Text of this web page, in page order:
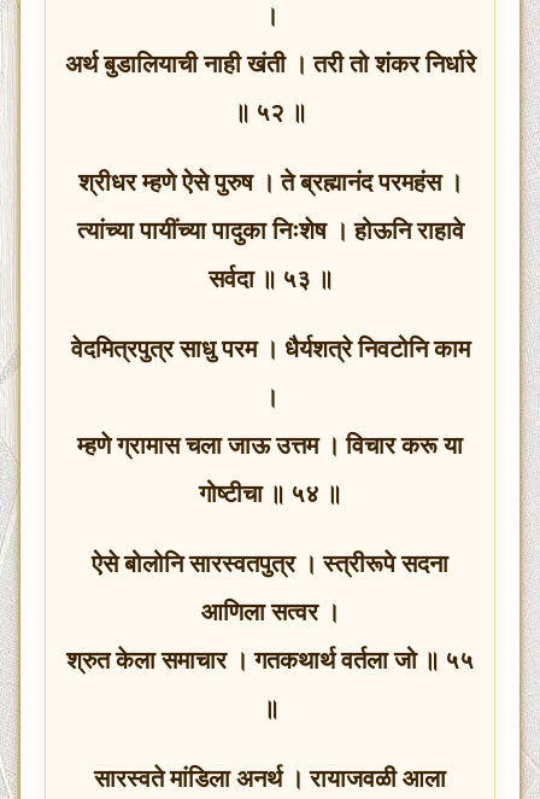
।
अर्थ बुडालियाची नाही खंती । तरी तो शंकर निर्धारे
॥ ५२ ॥
श्रीधर म्हणे ऐसे पुरुष । ते ब्रह्मानंद परमहंस ।
त्यांच्या पायींच्या पादुका निःशेष । होऊनि राहावे
सर्वदा ॥ ५३ ॥
वेदमित्रपुत्र साधु परम । धैर्यशत्रे निवटोनि काम
।
म्हणे ग्रामास चला जाऊ उत्तम । विचार करू या
गोष्टीचा ॥ ५४ ॥
ऐसे बोलोनि सारस्वतपुत्र । स्त्रीरूपे सदना
आणिला सत्वर ।
श्रुत केला समाचार । गतकथार्थ वर्तला जो ॥ ५५
॥
सारस्वते मांडिला अनर्थ । रायाजवळी आला